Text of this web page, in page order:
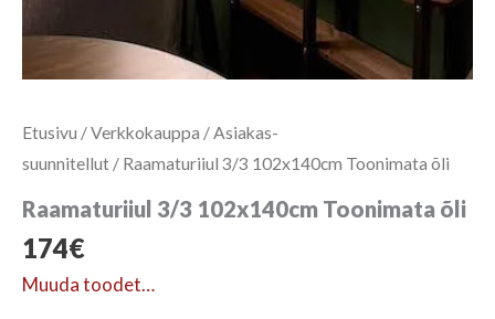
Etusivu /Verkkokauppa / Asiakas-
suunnitellut / Raamaturiiul 3/3 102x140cm Toonimata õli
Raamaturiiul 3/3 102x140cm Toonimata õli
174€
Muuda toodet…